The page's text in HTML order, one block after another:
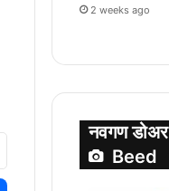
2 weeks ago
नवगण
Beed